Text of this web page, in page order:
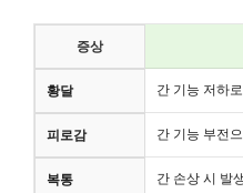
증상
황달 간 기능 저하
피로감 간 기능 부전
복통 간 손상 시 발